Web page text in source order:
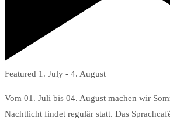
Featured 1. July - 4. August
Vom 01. Juli bis 04. August machen wir
Nachtlicht findet regulär statt. Das